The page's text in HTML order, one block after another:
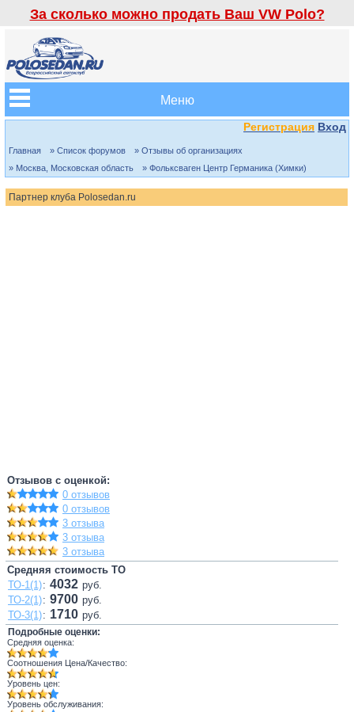
За сколько можно продать Ваш VW Polo?
Меню
Регистрация Вход
Главная » Список форумов
» Отзывы об организациях
» Москва, Московская область
» Фольксваген Центр Германика (Химки)
Партнер клуба Polosedan.ru
Отзывов с оценкой:
0 отзывов
0 отзывов
3 отзыва
3 отзыва
3 отзыва
Средняя стоимость ТО
ТО-1(1): 4032 руб.
ТО-2(1): 9700 руб.
ТО-3(1): 1710 руб.
Подробные оценки:
Средняя оценка:
Соотношения Цена/Качество:
Уровень цен:
Уровень обслуживания: